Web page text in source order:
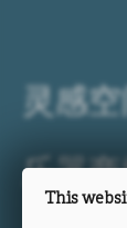
灵感空
乐器
This